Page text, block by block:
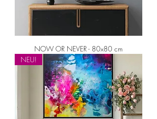
NOW OR NEVER - 80x80 cm
NEU!